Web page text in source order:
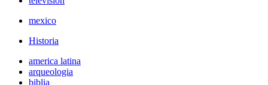
mexico
Historia
america latina
arqueologia
biblia